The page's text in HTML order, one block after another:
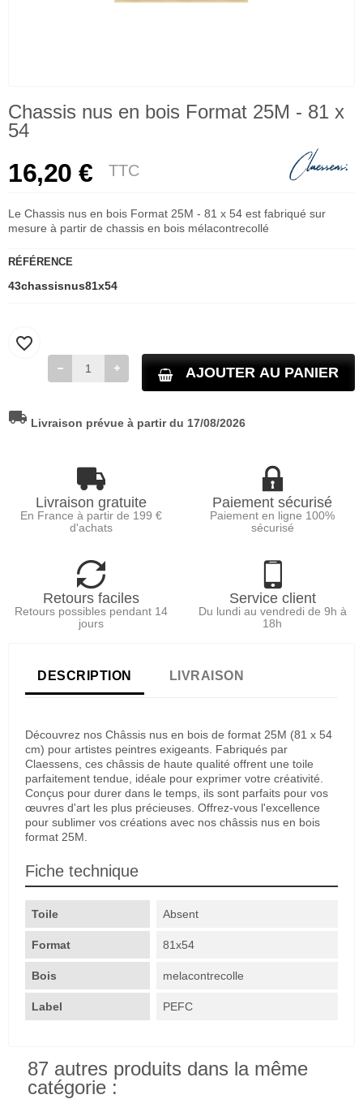
Chassis nus en bois Format 25M - 81 x
54
16,20 € TTC
Le Chassis nus en bois Format 25M - 81 x 54 est fabriqué sur
mesure à partir de chassis en bois mélacontrecollé
RÉFÉRENCE
43chassisnus81x54
AJOUTER AU PANIER
favorite_border
local_shipping Livraison prévue à partir du 17/08/2026
Livraison gratuite
En France à partir de 199 €
d'achats
Paiement sécurisé
Paiement en ligne 100%
sécurisé
Retours faciles
Retours possibles pendant 14
jours
Service client
Du lundi au vendredi de 9h à
18h
DESCRIPTION LIVRAISON
Découvrez nos Châssis nus en bois de format 25M (81 x 54
cm) pour artistes peintres exigeants. Fabriqués par
Claessens, ces châssis de haute qualité offrent une toile
parfaitement tendue, idéale pour exprimer votre créativité.
Conçus pour durer dans le temps, ils sont parfaits pour vos
œuvres d'art les plus précieuses. Offrez-vous l'excellence
pour sublimer vos créations avec nos châssis nus en bois
format 25M.
Fiche technique
Toile Absent
Format 81x54
Bois melacontrecolle
Label PEFC
87 autres produits dans la même
catégorie :